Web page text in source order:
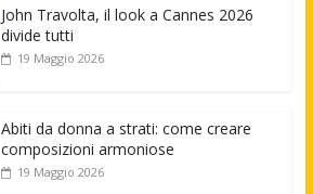
John Travolta, il look a Cannes 2026
divide tutti
19 Maggio 2026
Abiti da donna a strati: come creare
composizioni armoniose
19 Maggio 2026